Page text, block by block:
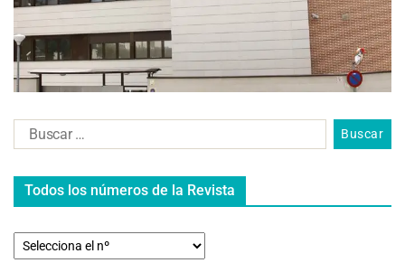
Todos los números de la Revista